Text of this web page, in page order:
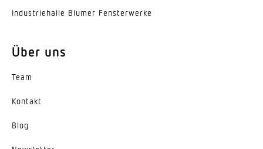
Indus­trie­halle Blumer Fensterwerke
Über uns
Team
Kontakt
Blog